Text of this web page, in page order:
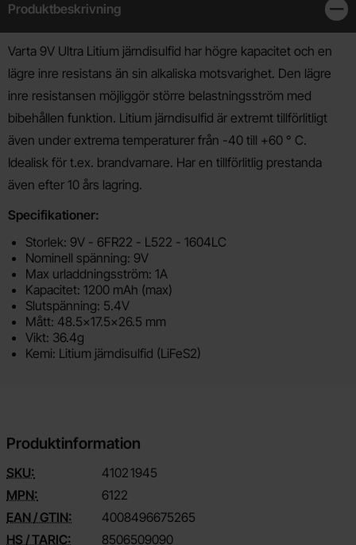
Produktbeskrivning
Produktbeskrivning
Varta 9V Ultra Litium järndisulfid har högre kapacitet och en
lägre inre resistans än sin alkaliska motsvarighet. Den lägre
inre resistansen möjliggör större belastningsström med
bibehållen funktion. Litium järndisulfid är extremt tillförlitligt
även under extrema temperaturer från -40 till +60 ° C.
Idealisk för t.ex. brandvarnare. Har en tillförlitlig prestanda
även efter 10 års lagring.
Specifikationer:
Storlek: 9V - 6FR22 - L522 - 1604LC
Nominell spänning: 9V
Max urladdningsström: 1A
Kapacitet: 1200 mAh (max)
Slutspänning: 5.4V
Mått: 48.5x17.5x26.5 mm
Vikt: 36.4g
Kemi: Litium järndisulfid (LiFeS2)
Produktinformation
SKU: 41021945
MPN:
6122
EAN / GTIN:
4008496675265
HS / TARIC:
8506509090